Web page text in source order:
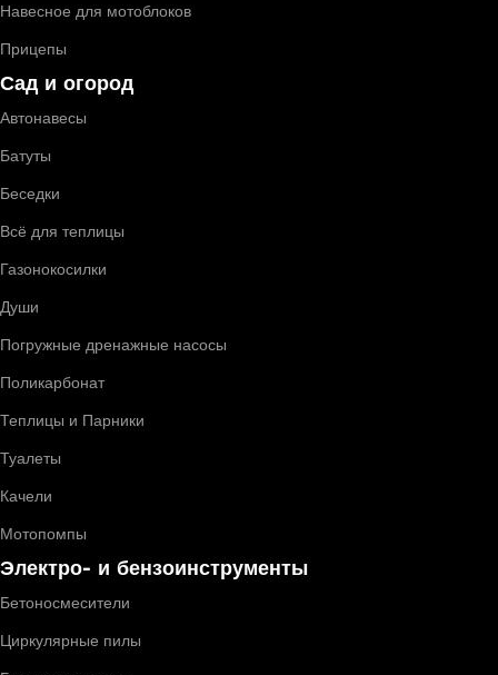
Навесное для мотоблоков
Прицепы
Сад и огород
Автонавесы
Батуты
Беседки
Всё для теплицы
Газонокосилки
Души
Погружные дренажные насосы
Поликарбонат
Теплицы и Парники
Туалеты
Качели
Мотопомпы
Электро- и бензоинструменты
Бетоносмесители
Циркулярные пилы